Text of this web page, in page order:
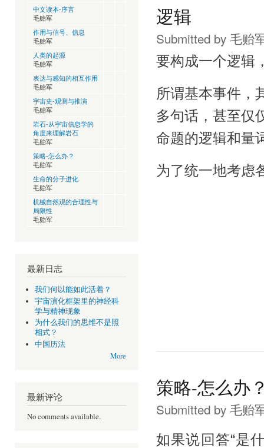
中文读本-序言
毛贻军
作用与信号、信息
毛贻军
人类的起源
毛贻军
表达与感知的相互作用
毛贻军
宇宙史-观测与推演
毛贻军
岩石-从宇宙信息学的
角度来理解岩石
毛贻军
策略-怎么办？
毛贻军
生命的分子进化
毛贻军
机械自然观的合理性与
局限性
毛贻军
最新日志
我们何以能如此活着？
宇宙演化框架里的神经科
学与精神现象
为什么我们的思维不是照
相式？
中国历法
More
最新评论
No comments available.
逻辑
Submitted by 毛贻
要构成一个逻辑
所谓基本事件，
多句话，甚至仅
命题的逻辑和量
为了统一地考虑
策略-怎么办
Submitted by 毛贻
如果说回答“是